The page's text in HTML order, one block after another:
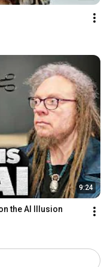
9:24
the AI Illusion